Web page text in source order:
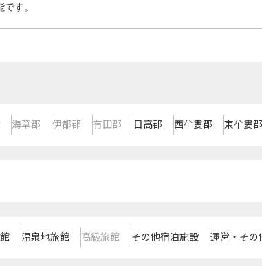
す。
海草郡 伊都郡 有田郡 日高郡 西牟婁郡 東牟婁郡
温泉地旅館 高級旅館 その他宿泊施設 運営・その